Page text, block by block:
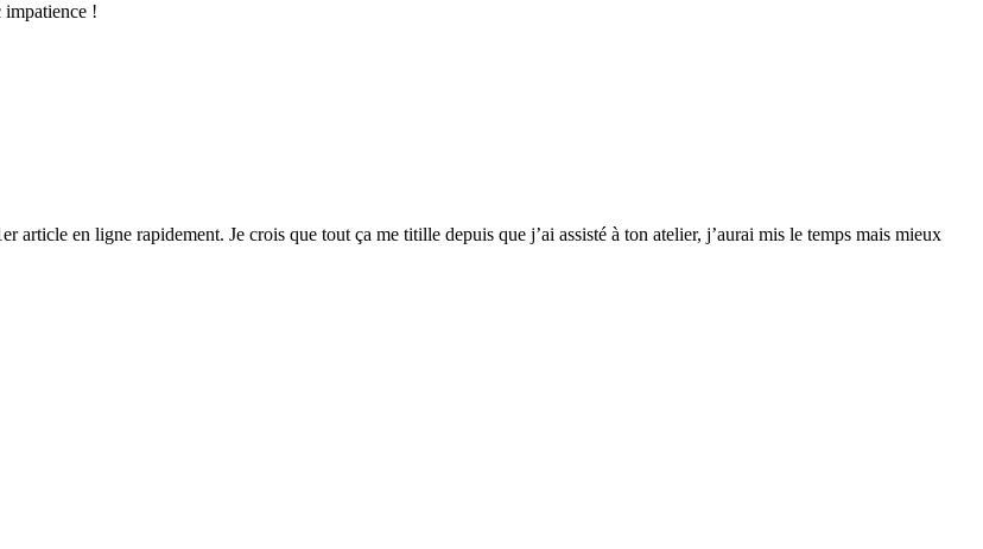
impatience !
article en ligne rapidement. Je crois que tout ça me titille depuis que j’ai assisté à ton atelier, j’aurai mis le temps mais mieux